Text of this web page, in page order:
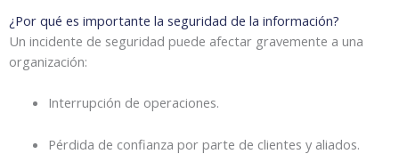
¿Por qué es importante la seguridad de la información?
Un incidente de seguridad puede afectar gravemente a una
organización:
Interrupción de operaciones.
Pérdida de confianza por parte de clientes y aliados.